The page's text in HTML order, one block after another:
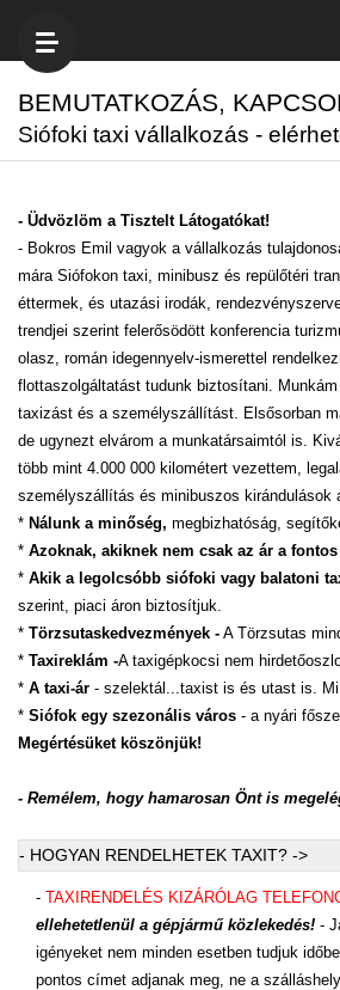
BEMUTATKOZÁS,
Siófoki taxi vállalkozás -
- Üdvözlöm a Tisztelt Látogatókat!
- Bokros Emil vagyok a vállalkozás
mára Siófokon taxi, minibusz és repülőtéri
éttermek, és utazási irodák,
trendjei szerint felerősödött konferencia
olasz, román idegennyelv-ismerettel
flottaszolgáltatást tudunk biztosítani.
taxizást és a személyszállítást. Elsősorban
de ugynezt elvárom a munkatársaimtól is.
több mint 4.000 000 kilométert vezettem,
személyszállítás és minibuszos kirándulások
* Nálunk a minőség, megbizhatóság,
* Azoknak, akiknek nem csak az ár a fontos
* Akik a legolcsóbb siófoki vagy balatoni
szerint, piaci áron biztosítjuk.
* Törzsutaskedvezmények - A Törzsutas
* Taxireklám -A taxigépkocsi nem
* A taxi-ár - szelektál...taxist is és utast is.
* Siófok egy szezonális város - a nyári
Megértésüket köszönjük!
- Remélem, hogy hamarosan Önt is
- HOGYAN RENDELHETEK TAXIT? ->
- TAXIRENDELÉS KIZÁRÓLAG
ellehetetlenül a gépjármű közlekedés! -
igényeket nem minden esetben tudjuk
pontos címet adjanak meg, ne a